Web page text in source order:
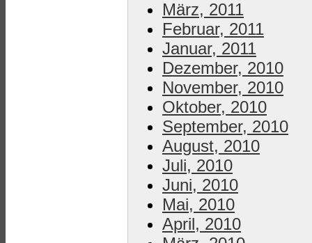
März, 2011
Februar, 2011
Januar, 2011
Dezember, 2010
November, 2010
Oktober, 2010
September, 2010
August, 2010
Juli, 2010
Juni, 2010
Mai, 2010
April, 2010